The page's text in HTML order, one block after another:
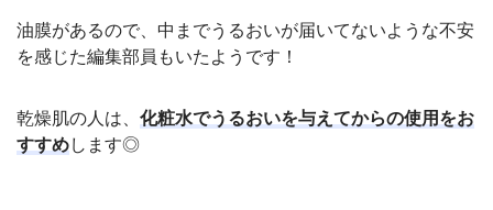
油膜があるので、中までうるおいが届いてないような不安
を感じた編集部員もいたようです！
乾燥肌の人は、 化粧水でうるおいを与えてからの使用をお
すすめします◎